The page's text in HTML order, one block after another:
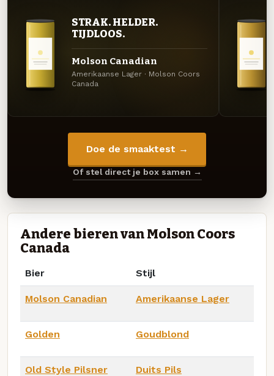
STRAK. HELDER.
TIJDLOOS.
Molson Canadian
Amerikaanse Lager · Molson Coors
Canada
Doe de smaaktest →
Of stel direct je box samen →
Andere bieren van Molson Coors
Canada
Bier Stijl
Molson Canadian Amerikaanse Lager
Golden Goudblond
Old Style Pilsner Duits Pils